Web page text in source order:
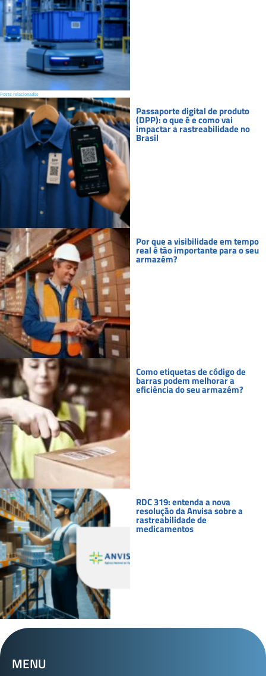
Posts relacionados
Passaporte digital de produto
(DPP): o que é e como vai
impactar a rastreabilidade no
Brasil
Por que a visibilidade em tempo
real é tão importante para o seu
armazém?
Como etiquetas de código de
barras podem melhorar a
eficiência do seu armazém?
RDC 319: entenda a nova
resolução da Anvisa sobre a
rastreabilidade de
medicamentos
MENU